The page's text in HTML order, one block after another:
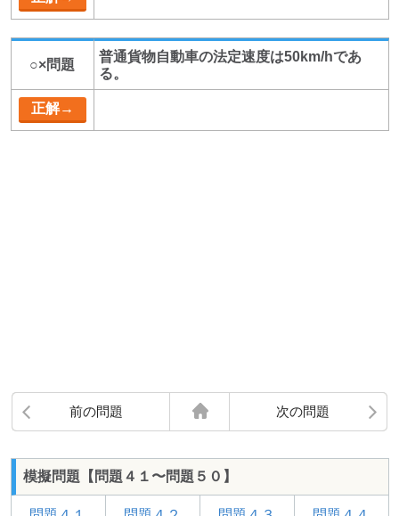
○×問題
普通貨物自動車の法定速度は50km/hであ
る。
前の問題 次の問題
模擬問題【問題４１〜問題５０】